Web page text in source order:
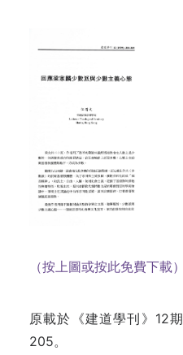
（按上圖或按此免費下載）
原載於《建道學刊》12
205。